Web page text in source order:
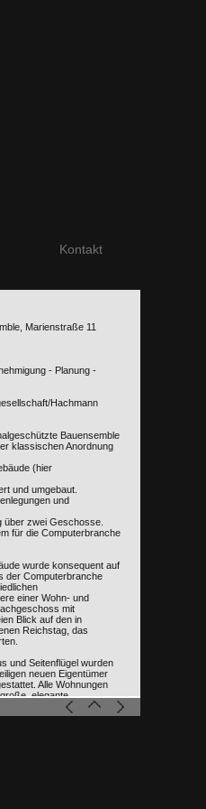
Kontakt
Marienstraße 11
- Planung -
Hachmann
Bauensemble
klassischen Anordnung
(hier
und umgebaut.
und
über zwei Geschosse.
für die Computerbranche
wurde konsequent auf
der Computerbranche
einer Wohn- und
mit
Blick auf den in
Reichstag, das
und Seitenflügel wurden
neuen Eigentümer
Alle Wohnungen
elegante
klassischen Altbaudielen.